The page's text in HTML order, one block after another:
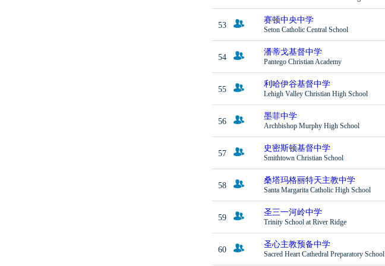
53
赛顿中央中学
Seton Catholic Central School
54
潘蒂戈基督中学
Pantego Christian Academy
55
利哈伊谷基督中学
Lehigh Valley Christian High School
56
墨菲中学
Archbishop Murphy High School
57
史密斯顿基督中学
Smithtown Christian School
58
桑塔玛格丽特天主教中学
Santa Margarita Catholic High School
59
圣三一河岭中学
Trinity School at River Ridge
60
圣心主教预备中学
Sacred Heart Cathedral Preparatory School